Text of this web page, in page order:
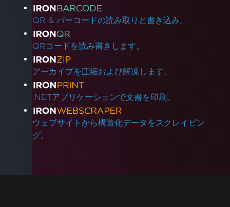
QR & バーコードの読み取りと書き込み。
QRコードを読み書きします。
アーカイブを圧縮および解凍します。
.NETアプリケーションで文書を印刷。
ウェブサイトから構造化データをスクレイピン
グ。